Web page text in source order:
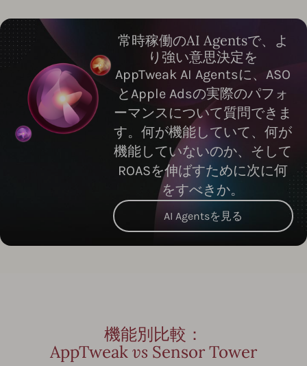
常時稼働のAI Agentsで、よ
り強い意思決定を
AppTweak AI Agentsに、ASO
とApple Adsの実際のパフォ
ーマンスについて質問できま
す。何が機能していて、何が
機能していないのか、そして
ROASを伸ばすために次に何
をすべきか。
AI Agentsを見る
機能別比較：
AppTweakvs Sensor Tower